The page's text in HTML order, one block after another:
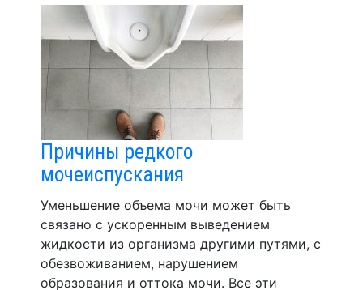
Причины редкого
мочеиспускания
Уменьшение объема мочи может быть
связано с ускоренным выведением
жидкости из организма другими путями, с
обезвоживанием, нарушением
образования и оттока мочи. Все эти